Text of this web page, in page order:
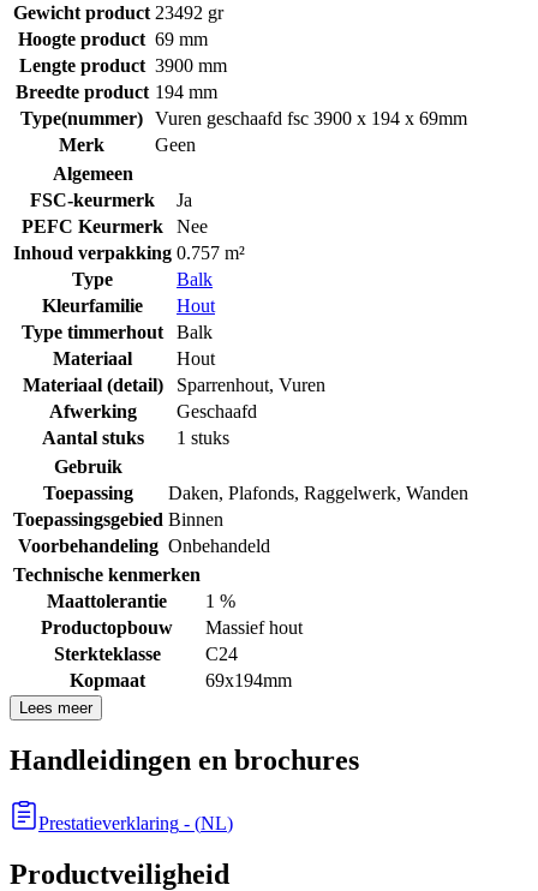
Gewicht product 23492 gr
Hoogte product 69 mm
Lengte product 3900 mm
Breedte product 194 mm
Type(nummer) Vuren geschaafd fsc 3900 x 194 x 69mm
Merk
Geen
Algemeen
FSC-keurmerk
Ja
PEFC Keurmerk
Nee
Inhoud verpakking 0.757 m²
Type
Balk
Kleurfamilie
Hout
Type timmerhout
Balk
Materiaal
Hout
Materiaal (detail)
Sparrenhout, Vuren
Afwerking
Geschaafd
Aantal stuks
1 stuks
Gebruik
Toepassing
Daken, Plafonds, Raggelwerk, Wanden
Toepassingsgebied Binnen
Voorbehandeling Onbehandeld
Technische kenmerken
Maattolerantie
1 %
Productopbouw
Massief hout
Sterkteklasse
C24
Kopmaat
69x194mm
Lees meer
Handleidingen en brochures
Prestatieverklaring - (NL)
Productveiligheid